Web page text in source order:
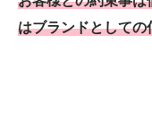
はブランドとして